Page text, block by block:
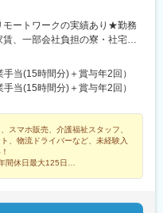
ートワークの実績あり★勤務
、一部会社負担の寮・社宅あ
、静岡、岐阜、三重大阪、兵
当(15時間分)＋賞与年2回）
当(15時間分)＋賞与年2回）
スマホ販売、介護福祉スタッフ、
、物流ドライバーなど、未経験入
間休日最大125日